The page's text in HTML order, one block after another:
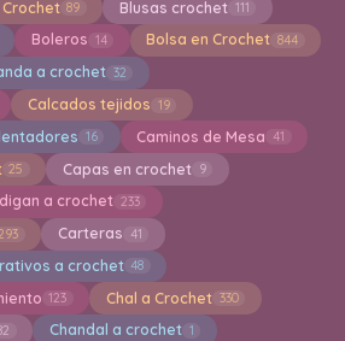
89 Blusas crochet 111
Boleros 14 Bolsa en Crochet 844
a crochet 32
Calcados tejidos 19
16 Caminos de Mesa 41
25 Capas en crochet 9
a crochet 233
Carteras 41
a crochet 48
123 Chal a Crochet 330
Chandal a crochet 1